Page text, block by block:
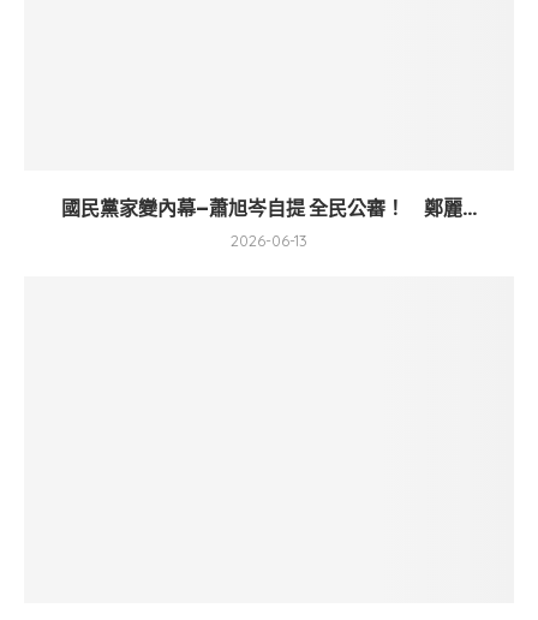
國民黨家變內幕–蕭旭岑自提 全民公審！ 鄭麗...
2026-06-13